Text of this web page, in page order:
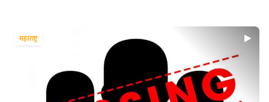
महाराष्ट्र